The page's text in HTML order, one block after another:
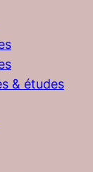
& études